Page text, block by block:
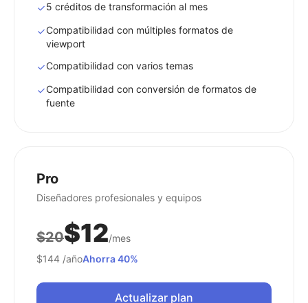
5 créditos de transformación al mes
Compatibilidad con múltiples formatos de
viewport
Compatibilidad con varios temas
Compatibilidad con conversión de formatos de
fuente
Pro
Diseñadores profesionales y equipos
$20$12/mes
$144 /añoAhorra 40%
Actualizar plan